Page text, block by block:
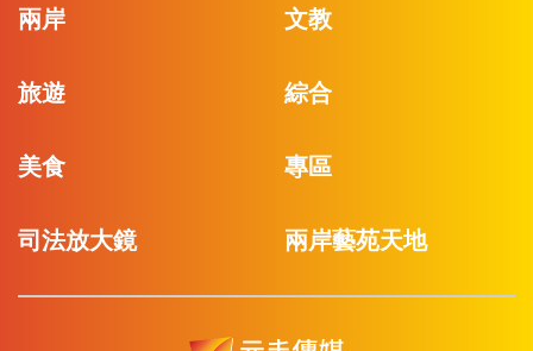
兩岸 文教
旅遊 綜合
美食 專區
司法放大鏡 兩岸藝苑天地